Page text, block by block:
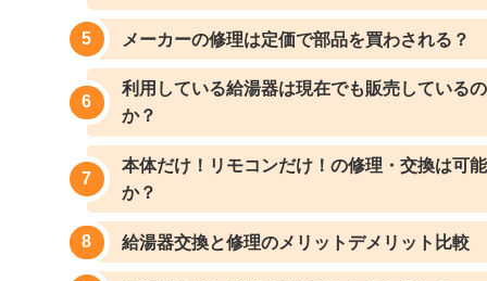
メーカーの修理は定価で部品を買わされる？
利用している給湯器は現在でも販売しているの
か？
本体だけ！リモコンだけ！の修理・交換は可能
か？
給湯器交換と修理のメリットデメリット比較